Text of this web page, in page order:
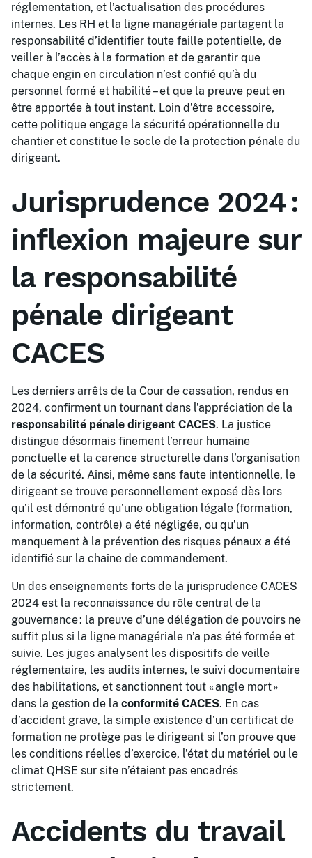
réglementation, et l’actualisation des procédures
internes. Les RH et la ligne managériale partagent la
responsabilité d’identifier toute faille potentielle, de
veiller à l’accès à la formation et de garantir que
chaque engin en circulation n’est confié qu’à du
personnel formé et habilité – et que la preuve peut en
être apportée à tout instant. Loin d’être accessoire,
cette politique engage la sécurité opérationnelle du
chantier et constitue le socle de la protection pénale du
dirigeant.
Jurisprudence 2024 :
inflexion majeure sur
la responsabilité
pénale dirigeant
CACES
Les derniers arrêts de la Cour de cassation, rendus en
2024, confirment un tournant dans l’appréciation de la
responsabilité pénale dirigeant CACES. La justice
distingue désormais finement l’erreur humaine
ponctuelle et la carence structurelle dans l’organisation
de la sécurité. Ainsi, même sans faute intentionnelle, le
dirigeant se trouve personnellement exposé dès lors
qu’il est démontré qu’une obligation légale (formation,
information, contrôle) a été négligée, ou qu’un
manquement à la prévention des risques pénaux a été
identifié sur la chaîne de commandement.
Un des enseignements forts de la jurisprudence CACES
2024 est la reconnaissance du rôle central de la
gouvernance : la preuve d’une délégation de pouvoirs ne
suffit plus si la ligne managériale n’a pas été formée et
suivie. Les juges analysent les dispositifs de veille
réglementaire, les audits internes, le suivi documentaire
des habilitations, et sanctionnent tout « angle mort »
dans la gestion de la conformité CACES. En cas
d’accident grave, la simple existence d’un certificat de
formation ne protège pas le dirigeant si l’on prouve que
les conditions réelles d’exercice, l’état du matériel ou le
climat QHSE sur site n’étaient pas encadrés
strictement.
Accidents du travail